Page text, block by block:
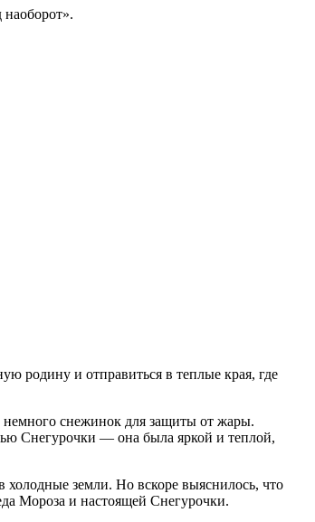
наоборот».
родину и отправиться в теплые края, где
немного снежинок для защиты от жары.
Снегурочки — она была яркой и теплой,
земли. Но вскоре выяснилось, что
Мороза и настоящей Снегурочки.